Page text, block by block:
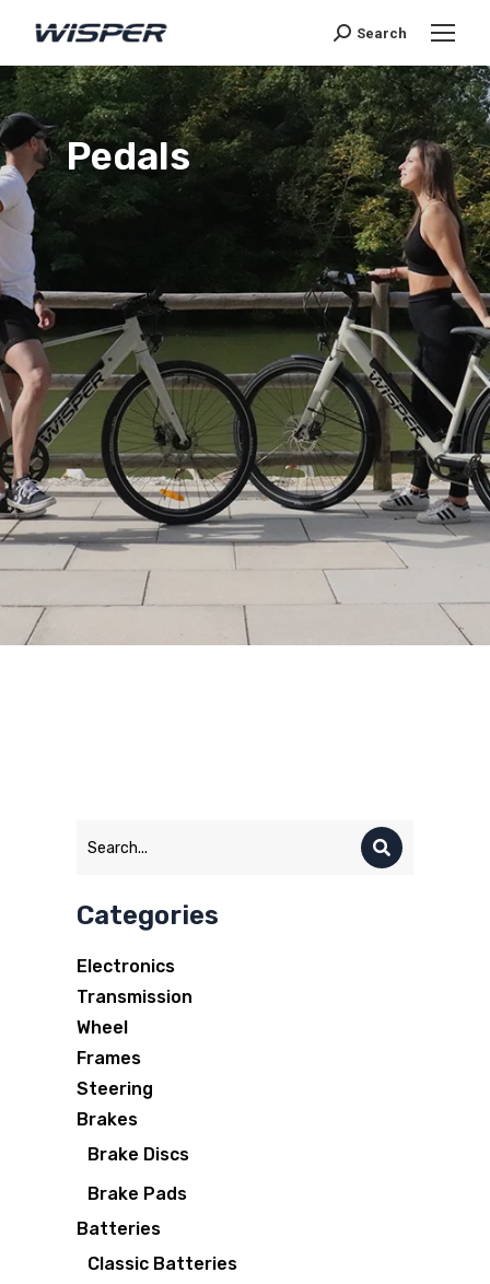
Search
Pedals
Categories
Electronics
Transmission
Wheel
Frames
Steering
Brakes
Brake Discs
Brake Pads
Batteries
Classic Batteries